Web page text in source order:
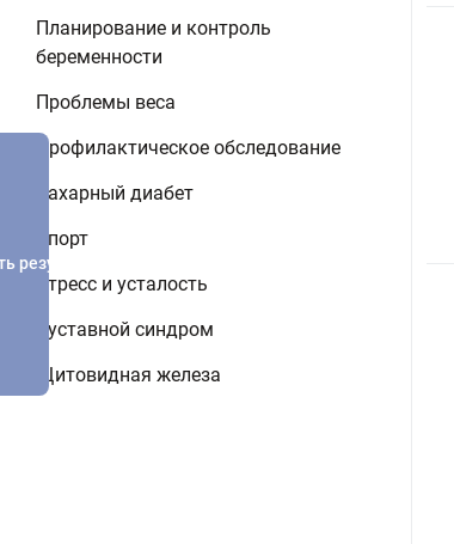
Планирование и контроль
беременности
Проблемы веса
Профилактическое обследование
Сахарный диабет
Спорт
Стресс и усталость
Суставной синдром
Щитовидная железа
результатов